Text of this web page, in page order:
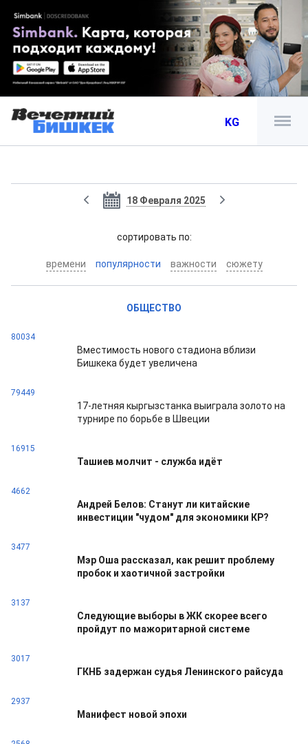
KG
18 Февраля 2025
cортировать по:
времени популярности важности сюжету
ОБЩЕСТВО
80034
Вместимость нового стадиона вблизи
Бишкека будет увеличена
79449
17-летняя кыргызстанка выиграла золото на
турнире по борьбе в Швеции
16915
Ташиев молчит - служба идёт
4662
Андрей Белов: Станут ли китайские
инвестиции "чудом" для экономики КР?
3477
Мэр Оша рассказал, как решит проблему
пробок и хаотичной застройки
3137
Следующие выборы в ЖК скорее всего
пройдут по мажоритарной системе
3017
ГКНБ задержан судья Ленинского райсуда
2937
Манифест новой эпохи